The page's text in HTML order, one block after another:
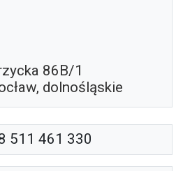
86B/1
dolnośląskie
511 461 330